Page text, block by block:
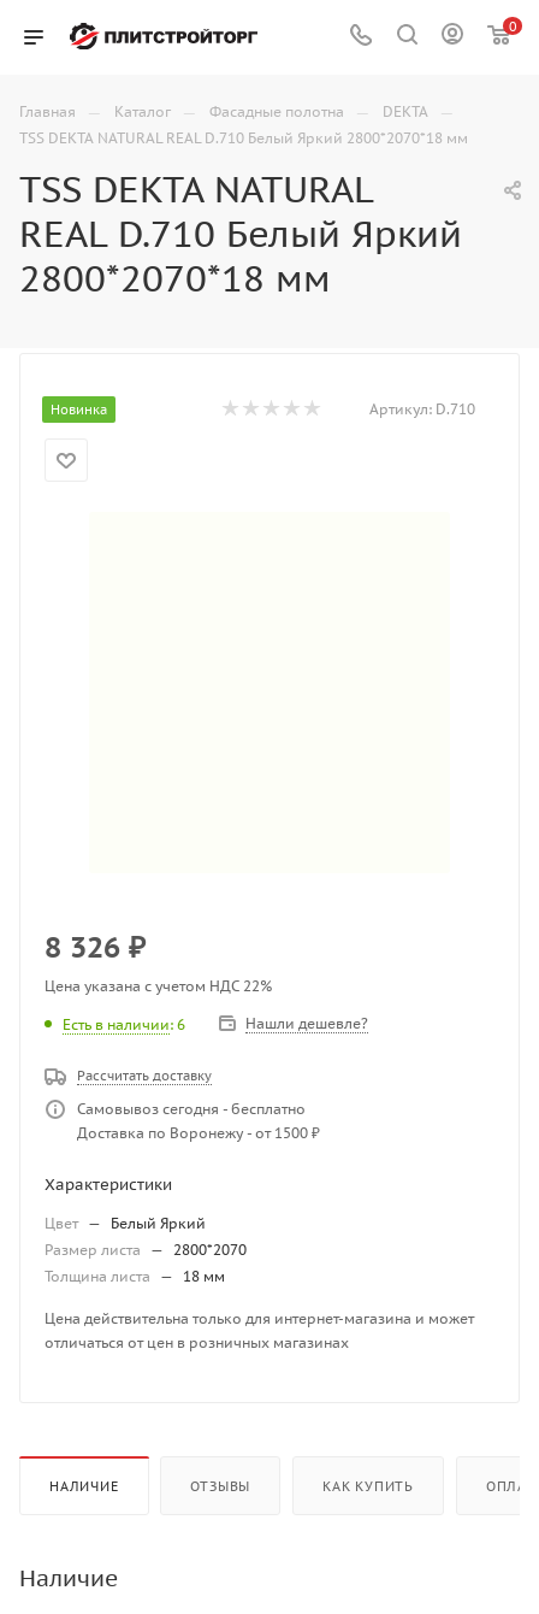
0
Главная — Каталог — Фасадные полотна — DEKTA —
TSS DEKTA NATURAL REAL D.710 Белый Яркий 2800*2070*18 мм
TSS DEKTA NATURAL
REAL D.710 Белый Яркий
2800*2070*18 мм
Новинка Артикул: D.710
8 326 ₽
Цена указана с учетом НДС 22%
Есть в наличии: 6 Нашли дешевле?
Рассчитать доставку
Самовывоз сегодня - бесплатно
Доставка по Воронежу - от 1500 ₽
Характеристики
Цвет —
Белый Яркий
Размер листа
— 2800*2070
Толщина листа
— 18 мм
Цена действительна только для интернет-магазина и может
отличаться от цен в розничных магазинах
НАЛИЧИЕ ОТЗЫВЫ КАК КУПИТЬ
Наличие